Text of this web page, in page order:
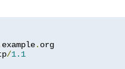
example. org
/1.1